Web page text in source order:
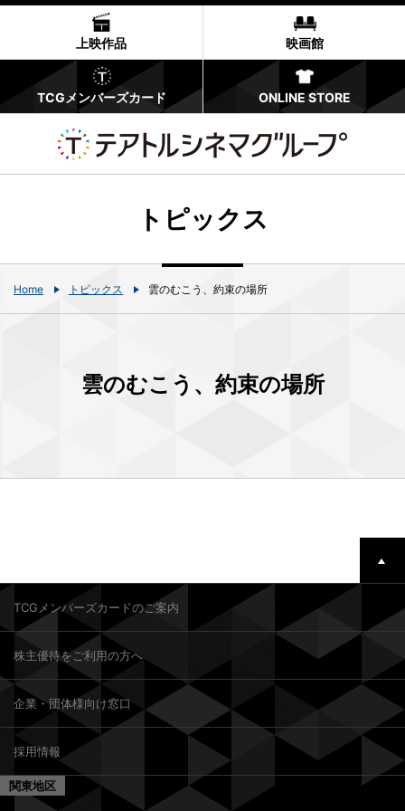
上映作品 映画館
TCGメンバーズカード ONLINE STORE
トピックス
Home トピックス 雲のむこう、約束の場所
雲のむこう、約束の場所
TCGメンバーズカードのご案内
株主優待をご利用の方へ
企業・団体様向け窓口
採用情報
関東地区